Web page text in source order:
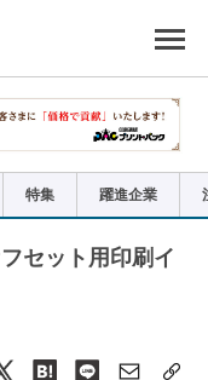
特集 躍進企業
セット用印刷イ